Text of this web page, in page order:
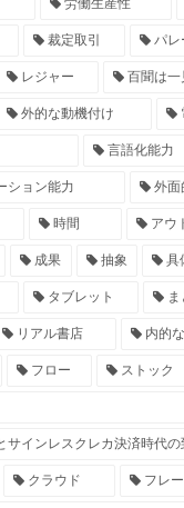
労働生産性
裁定取引 パレ
レジャー 百聞は一
外的な動機付け
言語化能力
ション能力 外面
時間 アウ
成果 抽象 具
タブレット
リアル書店 内的
フロー ストック
サインレスクレカ決済時代の
クラウド フレ